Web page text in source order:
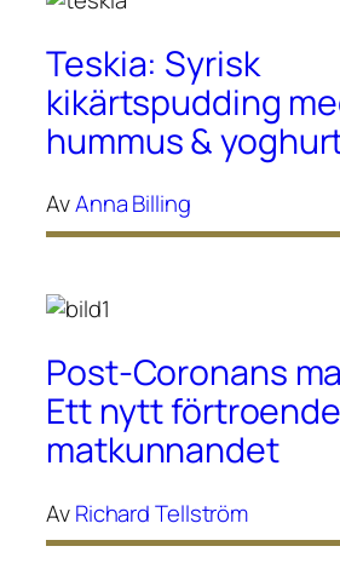
Teskia: Syrisk
kikärtspudding
hummus &
AvAnna Billing
Post-Coronans
Ett nytt
matkunnandet
AvRichard Tellström